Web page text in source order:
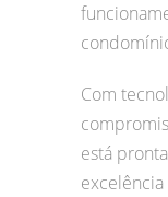
Com
está
excelência